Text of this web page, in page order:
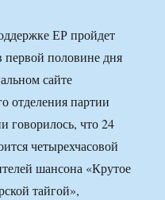
ЕР пройдет
первой половине дня
сайте
отделения партии
говорилось, что 24
четырехчасовой
шансона «Крутое
тайгой»,